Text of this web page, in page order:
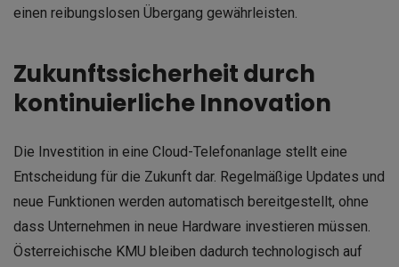
einen reibungslosen Übergang gewährleisten.
Zukunftssicherheit durch
kontinuierliche Innovation
Die Investition in eine Cloud-Telefonanlage stellt eine
Entscheidung für die Zukunft dar. Regelmäßige Updates und
neue Funktionen werden automatisch bereitgestellt, ohne
dass Unternehmen in neue Hardware investieren müssen.
Österreichische KMU bleiben dadurch technologisch auf